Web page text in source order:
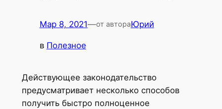
Мар 8, 2021—от автораЮрий
в Полезное
Действующее законодательство
предусматривает несколько способов
получить быстро полноценное